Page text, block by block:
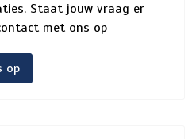
Staat jouw vraag er
met ons op
op